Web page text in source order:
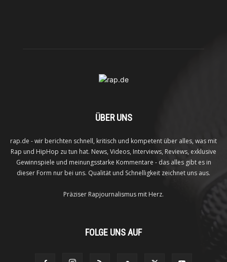
ÜBER UNS
rap.de - wir berichten schnell, kritisch und kompetent über alles, was mit
Rap und HipHop zu tun hat. News, Videos, Interviews, Reviews, exklusive
Gewinnspiele und meinungsstarke Kommentare - das alles gibt es in
dieser Form nur bei uns. Qualität und Schnelligkeit zeichnet uns aus.
Präziser Rapjournalismus mit Herz.
FOLGE UNS AUF